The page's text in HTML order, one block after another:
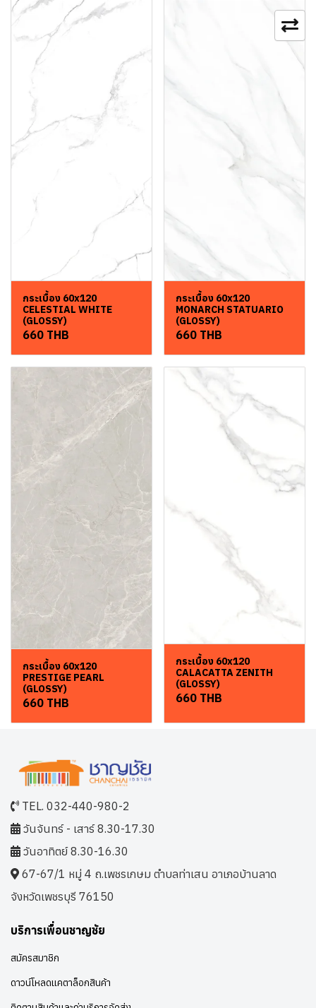
กระเบื้อง 60x120
CELESTIAL WHITE
(GLOSSY)
660 THB
กระเบื้อง 60x120
MONARCH STATUARIO
(GLOSSY)
660 THB
กระเบื้อง 60x120
PRESTIGE PEARL
(GLOSSY)
660 THB
กระเบื้อง 60x120
CALACATTA ZENITH
(GLOSSY)
660 THB
TEL. 032-440-980-2
วันจันทร์ - เสาร์ 8.30-17.30
วันอาทิตย์ 8.30-16.30
67-67/1 หมู่ 4 ถ.เพชรเกษม ตำบลท่าเสน อาเภอบ้านลาด
จังหวัดเพชรบุรี 76150
บริการเพื่อนชาญชัย
สมัครสมาชิก
ดาวน์โหลดแคตาล็อกสินค้า